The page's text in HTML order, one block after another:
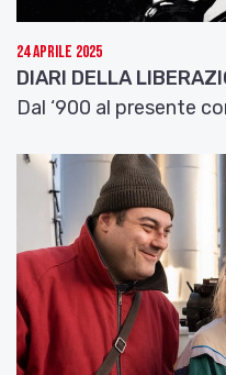
24 Aprile 2025
DIARI DELLA
Dal ‘900 al presente